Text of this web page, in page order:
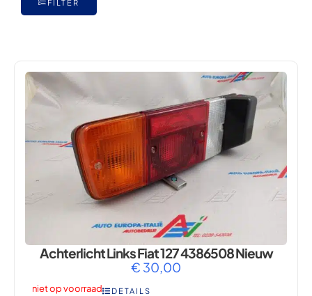
FILTER
Achterlicht Links Fiat 127 4386508 Nieuw
€ 30,00
niet op voorraad DETAILS